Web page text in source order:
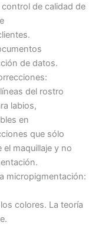
de calidad de
de datos.
del rostro
labios,
en
que sólo
el maquillaje y no
micropigmentación:
colores. La teoría